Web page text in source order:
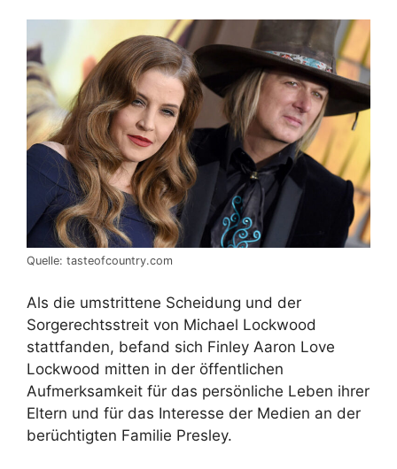
Quelle: tasteofcountry.com
Als die umstrittene Scheidung und der
Sorgerechtsstreit von Michael Lockwood
stattfanden, befand sich Finley Aaron Love
Lockwood mitten in der öffentlichen
Aufmerksamkeit für das persönliche Leben ihrer
Eltern und für das Interesse der Medien an der
berüchtigten Familie Presley.